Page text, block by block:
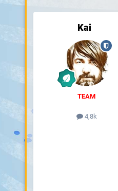
Kai
TEAM
4,8k